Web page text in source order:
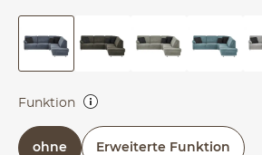
Funktion
Erweiterte Funktion: Schlaffunktion,
Relaxrücken, Stauraum
ohne Erweiterte Funktion